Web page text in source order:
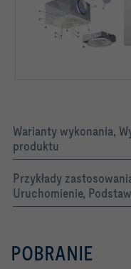
Warianty wykonania,
produktu
Przykłady
Uruchomienie,
POBRANIE